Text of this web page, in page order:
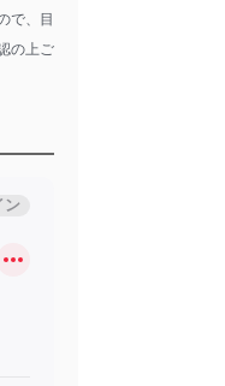
で、目
の上ご